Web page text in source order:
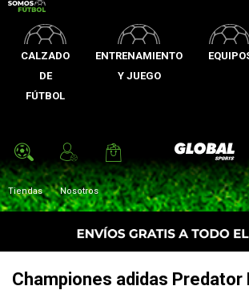
CALZADO
DE
FÚTBOL
ENTRENAMIENTO
Y JUEGO
Global Sports
Tiendas Nosotros
Championes adidas Predator